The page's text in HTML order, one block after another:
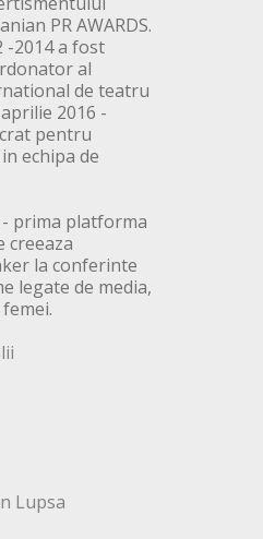
PR AWARDS.
-2014 a fost
al
de teatru
2016 -
pentru
echipa de
prima platforma
creeaza
la conferinte
legate de media,
Lupsa